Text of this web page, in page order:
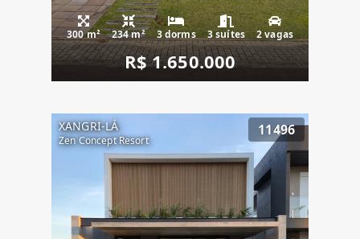
300 m² 234 m² 3 dorms 3 suítes 2 vagas
R$ 1.650.000
XANGRI-LÁ
Zen Concept Resort
11496